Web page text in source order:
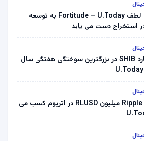
Zcash به لطف Fortitude – U.Today به توسعه
استخراج دست می یابد
2.96 میلیارد SHIB در بزرگترین سوختگی هفتگی سال
Ripple Mints 15 میلیون RLUSD در اتریوم کسب می